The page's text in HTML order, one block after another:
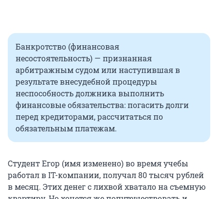
Банкротство (финансовая
несостоятельность) — признанная
арбитражным судом или наступившая в
результате внесудебной процедуры
неспособность должника выполнить
финансовые обязательства: погасить долги
перед кредиторами, рассчитаться по
обязательным платежам.
Студент Егор (имя изменено) во время учебы
работал в IT-компании, получал 80 тысяч рублей
в месяц. Этих денег с лихвой хватало на съемную